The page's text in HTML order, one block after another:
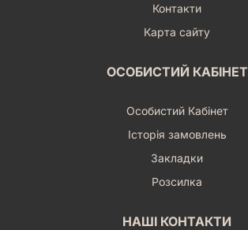
Контакти
Карта сайту
ОСОБИСТИЙ КАБІНЕТ
Особистий Кабінет
Історія замовлень
Закладки
Розсилка
НАШІ КОНТАКТИ